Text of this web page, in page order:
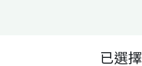
已選擇